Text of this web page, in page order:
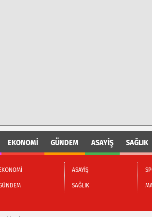
EKONOMİ GÜNDEM ASAYİŞ SAĞLIK
ASAYİŞ
SAĞLIK